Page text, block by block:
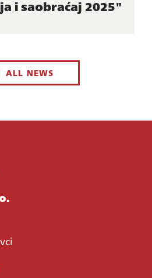
i saobraćaj 2025"
ALL NEWS